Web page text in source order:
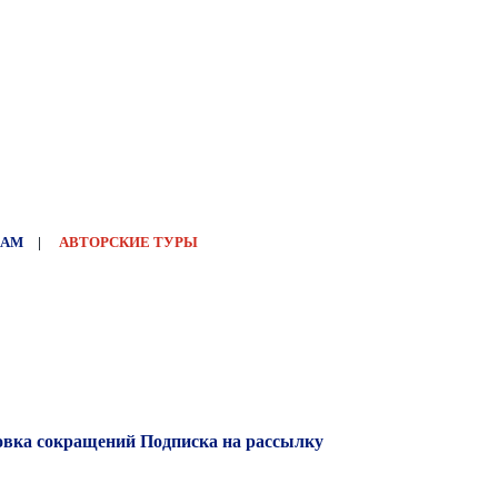
| АВТОРСКИЕ ТУРЫ
сокращений Подписка на рассылку